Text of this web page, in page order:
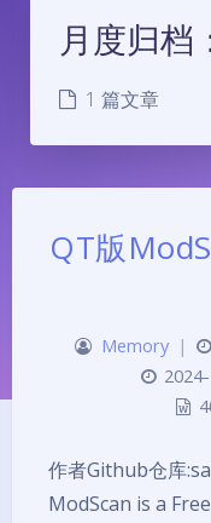
夜间模式
月度归档
1 篇文章
QT版
Memory |
作者Github仓库
ModScan is a